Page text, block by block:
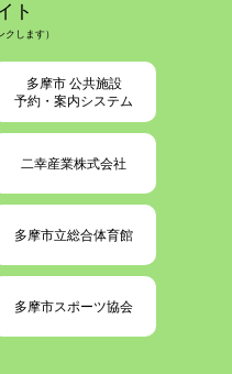
ト
クします）
多摩市 公共施設
予約・案内システム
二幸産業株式会社
多摩市立総合体育館
多摩市スポーツ協会